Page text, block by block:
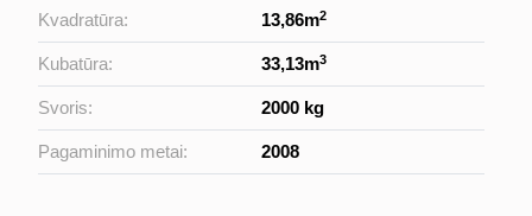
Kvadratūra: 13,86m2
Kubatūra: 33,13m3
Svoris: 2000 kg
Pagaminimo metai: 2008